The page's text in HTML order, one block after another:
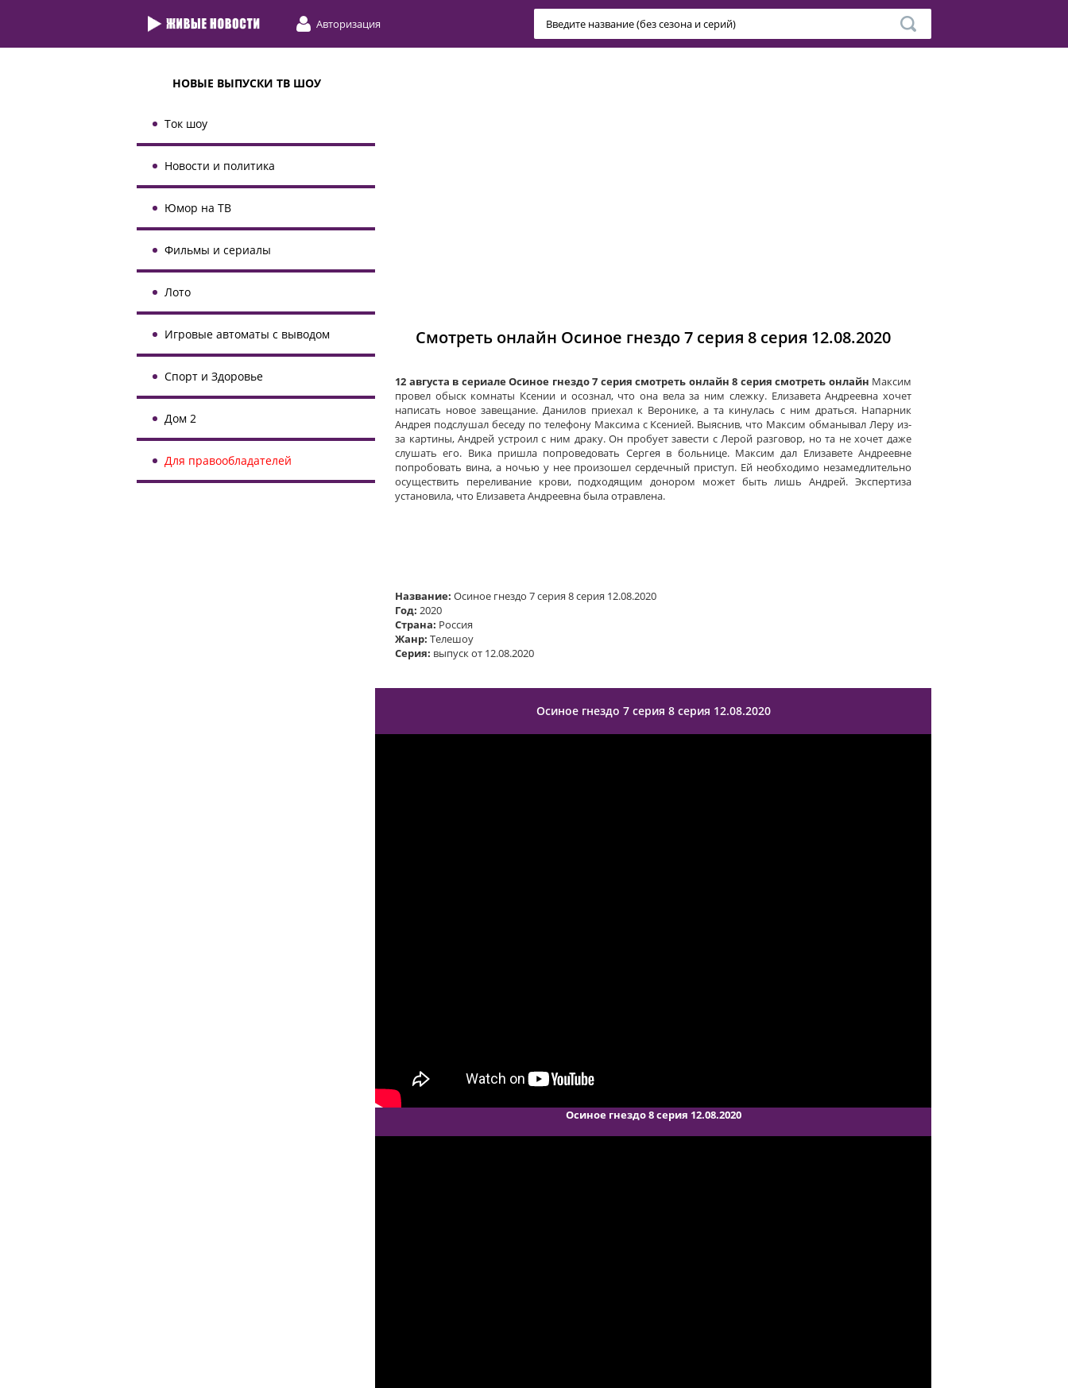
Авторизация
НОВЫЕ ВЫПУСКИ ТВ ШОУ
Ток шоу
Новости и политика
Юмор на ТВ
Фильмы и сериалы
Лото
Игровые автоматы с выводом
Спорт и Здоровье
Дом 2
Для правообладателей
Смотреть онлайн Осиное гнездо 7 серия 8 серия 12.08.2020
12 августа в сериале Осиное гнездо 7 серия смотреть онлайн 8 серия смотреть онлайн Максим
провел обыск комнаты Ксении и осознал, что она вела за ним слежку. Елизавета Андреевна хочет
написать новое завещание. Данилов приехал к Веронике, а та кинулась с ним драться. Напарник
Андрея подслушал беседу по телефону Максима с Ксенией. Выяснив, что Максим обманывал Леру из-
за картины, Андрей устроил с ним драку. Он пробует завести с Лерой разговор, но та не хочет даже
слушать его. Вика пришла попроведовать Сергея в больнице. Максим дал Елизавете Андреевне
попробовать вина, а ночью у нее произошел сердечный приступ. Ей необходимо незамедлительно
осуществить переливание крови, подходящим донором может быть лишь Андрей. Экспертиза
установила, что Елизавета Андреевна была отравлена.
Название: Осиное гнездо 7 серия 8 серия 12.08.2020
Год: 2020
Страна: Россия
Жанр: Телешоу
Серия: выпуск от 12.08.2020
Осиное гнездо 7 серия 8 серия 12.08.2020
Осиное гнездо 8 серия 12.08.2020